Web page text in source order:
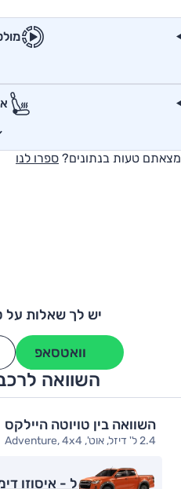
מצאתם טעות בנתונים? ספרו לנו
יש לך שאלות על
וואטסאפ
השוואה
השוואה בין טויוטה היילקס
2.4 ל' דיזל, אוט', Adventure, 4x4
ל - איסוזו